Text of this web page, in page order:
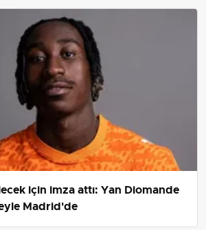
sundu.
için imza attı: Yan Diomande
Madrid'de